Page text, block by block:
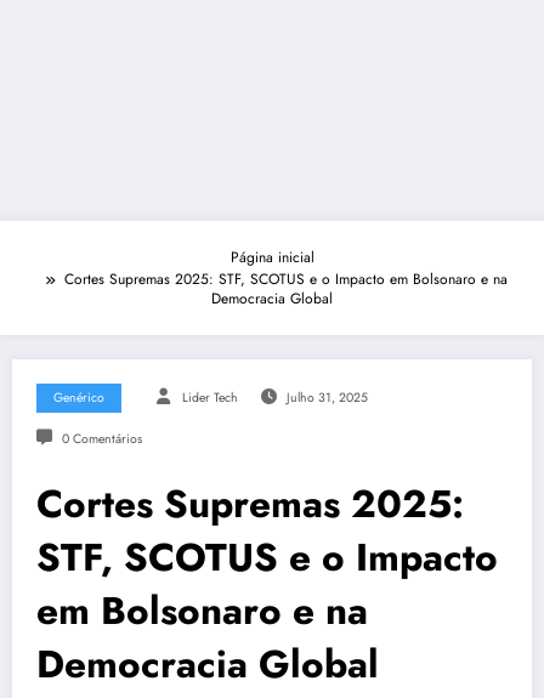
Página inicial
Cortes Supremas 2025: STF, SCOTUS e o Impacto em Bolsonaro e na
Democracia Global
Genérico Lider Tech Julho 31, 2025
0 Comentários
Cortes Supremas 2025:
STF, SCOTUS e o Impacto
em Bolsonaro e na
Democracia Global